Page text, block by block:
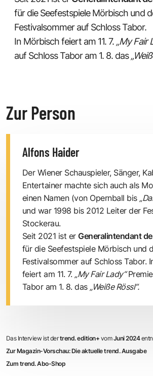
für die Seefestspiele Mörbisch und
Festivalsommer auf Schloss Tabor.
In Mörbisch feiert am 11. 7. „My Fair
auf Schloss Tabor am 1. 8. das
Zur Person
Alfons Haider
Der Wiener Schauspieler, Sänger,
Entertainer machte sich auch als
einen Namen (von Opernball bis
und war 1998 bis 2012 Leiter der
Stockerau.
Seit 2021 ist erGeneralintendant
für die Seefestspiele Mörbisch und
Festivalsommer auf Schloss Tabor.
feiert am 11. 7. „My Fair Lady“
Tabor am 1. 8. das „Weiße Rössl“.
Das Interview ist dertrend. edition+ vomJuni 2024
Zur Magazin-Vorschau: Die aktuelle trend. Ausgabe
Zum trend. Abo-Shop